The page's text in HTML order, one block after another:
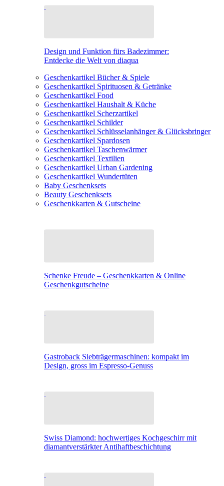
Design und Funktion fürs Badezimmer:
Entdecke die Welt von diaqua
Geschenkartikel Bücher & Spiele
Geschenkartikel Spirituosen & Getränke
Geschenkartikel Food
Geschenkartikel Haushalt & Küche
Geschenkartikel Scherzartikel
Geschenkartikel Schilder
Geschenkartikel Schlüsselanhänger & Glücksbringer
Geschenkartikel Spardosen
Geschenkartikel Taschenwärmer
Geschenkartikel Textilien
Geschenkartikel Urban Gardening
Geschenkartikel Wundertüten
Baby Geschenksets
Beauty Geschenksets
Geschenkkarten & Gutscheine
Schenke Freude – Geschenkkarten & Online
Geschenkgutscheine
Gastroback Siebträgermaschinen: kompakt im
Design, gross im Espresso-Genuss
Swiss Diamond: hochwertiges Kochgeschirr mit
diamantverstärkter Antihaftbeschichtung